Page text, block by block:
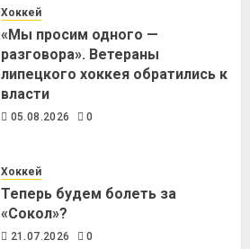
Хоккей
«Мы просим одного —
разговора». Ветераны
липецкого хоккея обратились к
власти
05.08.2026 0
Хоккей
Теперь будем болеть за
«Сокол»?
21.07.2026 0